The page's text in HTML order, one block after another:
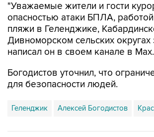
"Уважаемые жители и гости
опасностью атаки БПЛА,
пляжи в Геленджике,
Дивноморском сельских
написал он в своем канале в Max.
Богодистов уточнил, что
для безопасности людей.
Геленджик Алексей Богодистов